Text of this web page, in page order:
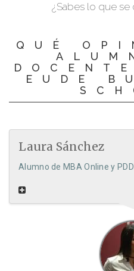
¿Sabes lo que
QUÉ
EUDE
Laura Sánchez
Alumno de MBA Online y